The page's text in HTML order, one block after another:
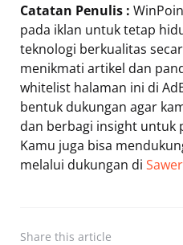
Catatan Penulis :
pada iklan untuk tetap
teknologi berkualitas
menikmati artikel dan
whitelist halaman ini di
bentuk dukungan agar
dan berbagi insight untuk
Kamu juga bisa
melalui dukungan di
Share this article